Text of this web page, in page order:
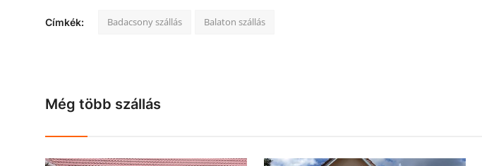
Címkék: Badacsony szállás Balaton szállás
Még több szállás